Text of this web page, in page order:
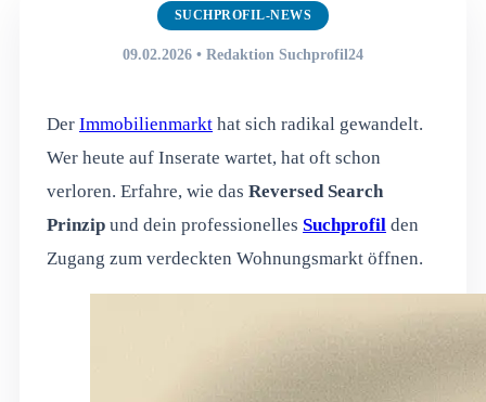
SUCHPROFIL-NEWS
09.02.2026 • Redaktion Suchprofil24
Der Immobilienmarkt hat sich radikal gewandelt.
Wer heute auf Inserate wartet, hat oft schon
verloren. Erfahre, wie das Reversed Search
Prinzip und dein professionelles Suchprofil den
Zugang zum verdeckten Wohnungsmarkt öffnen.